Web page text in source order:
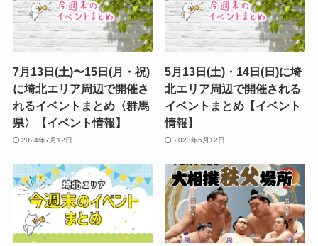
7月13日(土)〜15日(月・祝)
に埼北エリア周辺で開催さ
れるイベントまとめ〈群馬
県〉【イベント情報】
2024年7月12日
5月13日(土)・14日(日)に埼
北エリア周辺で開催される
イベントまとめ【イベント
情報】
2023年5月12日